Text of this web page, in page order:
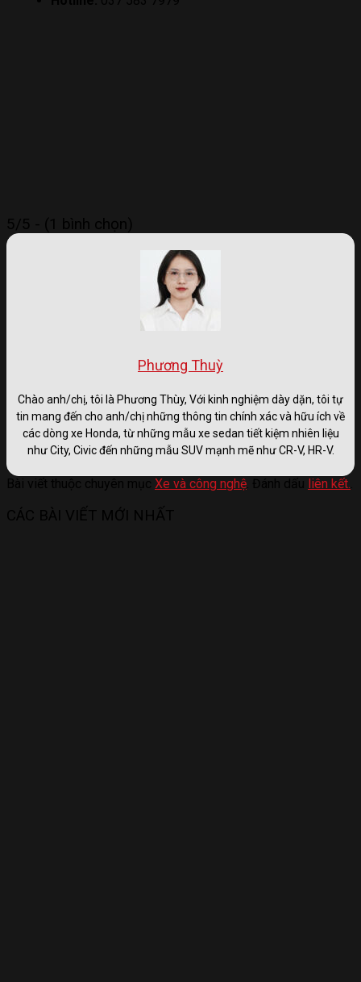
Phương Thuỳ
Chào anh/chị, tôi là Phương Thùy, Với kinh nghiệm dày dặn, tôi tự
tin mang đến cho anh/chị những thông tin chính xác và hữu ích về
các dòng xe Honda, từ những mẫu xe sedan tiết kiệm nhiên liệu
như City, Civic đến những mẫu SUV mạnh mẽ như CR-V, HR-V.
Xe và công nghệ liên kết.